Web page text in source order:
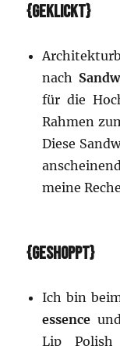
{GEKLICKT}
nach
für die
Rahmen
Diese
meine
{GESHOPPT}
Ich bin
essence
Lip Polish